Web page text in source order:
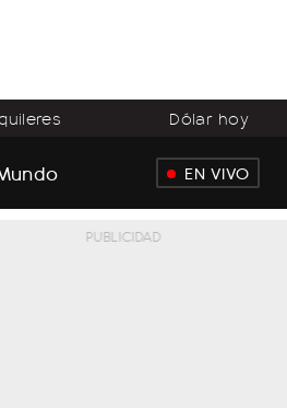
Dólar hoy
EN VIVO